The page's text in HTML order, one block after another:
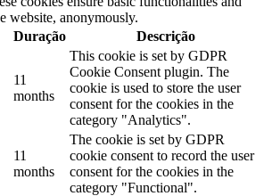
website, anonymously.
Duração Descrição
11
months
This cookie is set by GDPR
Cookie Consent plugin. The
cookie is used to store the user
consent for the cookies in the
category "Analytics".
11
months
The cookie is set by GDPR
cookie consent to record the user
consent for the cookies in the
category "Functional".